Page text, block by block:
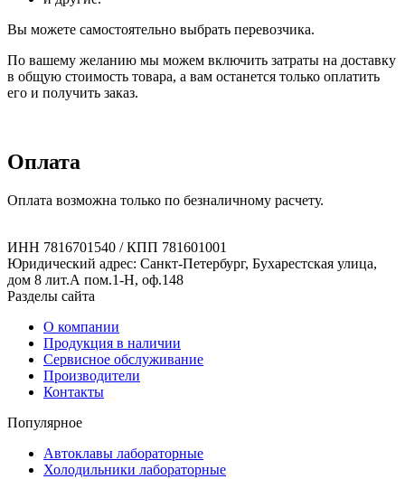
Вы можете самостоятельно выбрать перевозчика.
По вашему желанию мы можем включить затраты на доставку
в общую стоимость товара, а вам останется только оплатить
его и получить заказ.
Оплата
Оплата возможна только по безналичному расчету.
ИНН 7816701540 / КПП 781601001
Юридический адрес: Санкт-Петербург, Бухарестская улица,
дом 8 лит.А пом.1-Н, оф.148
Разделы сайта
О компании
Продукция в наличии
Сервисное обслуживание
Производители
Контакты
Популярное
Автоклавы лабораторные
Холодильники лабораторные